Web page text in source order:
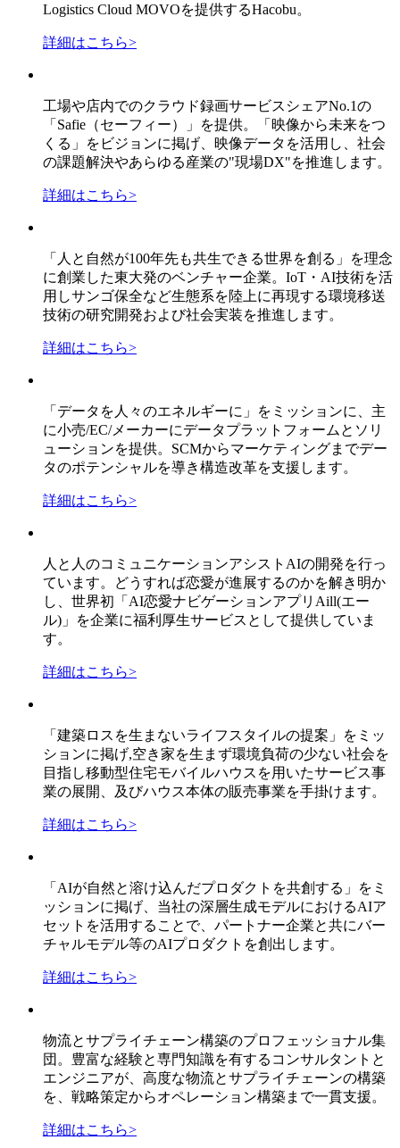
Logistics Cloud MOVOを提供するHacobu。
詳細はこちら>
工場や店内でのクラウド録画サービスシェアNo.1の
「Safie（セーフィー）」を提供。「映像から未来をつ
くる」をビジョンに掲げ、映像データを活用し、社会
の課題解決やあらゆる産業の"現場DX"を推進します。
詳細はこちら>
「人と自然が100年先も共生できる世界を創る」を理念
に創業した東大発のベンチャー企業。IoT・AI技術を活
用しサンゴ保全など生態系を陸上に再現する環境移送
技術の研究開発および社会実装を推進します。
詳細はこちら>
「データを人々のエネルギーに」をミッションに、主
に小売/EC/メーカーにデータプラットフォームとソリ
ューションを提供。SCMからマーケティングまでデー
タのポテンシャルを導き構造改革を支援します。
詳細はこちら>
人と人のコミュニケーションアシストAIの開発を行っ
ています。どうすれば恋愛が進展するのかを解き明か
し、世界初「AI恋愛ナビゲーションアプリAill(エー
ル)」を企業に福利厚生サービスとして提供していま
す。
詳細はこちら>
「建築ロスを生まないライフスタイルの提案」をミッ
ションに掲げ,空き家を生まず環境負荷の少ない社会を
目指し移動型住宅モバイルハウスを用いたサービス事
業の展開、及びハウス本体の販売事業を手掛けます。
詳細はこちら>
「AIが自然と溶け込んだプロダクトを共創する」をミ
ッションに掲げ、当社の深層生成モデルにおけるAIア
セットを活用することで、パートナー企業と共にバー
チャルモデル等のAIプロダクトを創出します。
詳細はこちら>
物流とサプライチェーン構築のプロフェッショナル集
団。豊富な経験と専門知識を有するコンサルタントと
エンジニアが、高度な物流とサプライチェーンの構築
を、戦略策定からオペレーション構築まで一貫支援。
詳細はこちら>